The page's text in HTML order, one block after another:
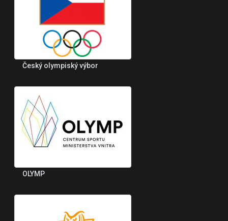
Český olympiský výbor
OLYMP